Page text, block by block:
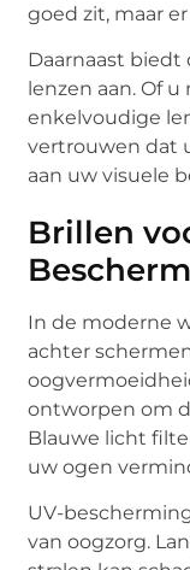
goed zit, maar
Daarnaast biedt
lenzen aan. Of
enkelvoudige
vertrouwen dat
aan uw visuele
Brillen
In de moderne
achter
ontworpen om
Blauwe licht
uw ogen
UV-
van oogzorg.